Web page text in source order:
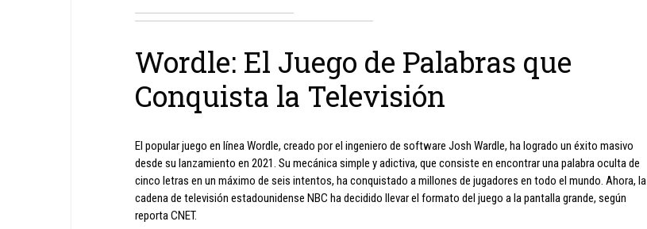
Wordle: El Juego de Palabras que
Conquista la Televisión
El popular juego en línea Wordle, creado por el ingeniero de software Josh Wardle, ha logrado un éxito masivo
desde su lanzamiento en 2021. Su mecánica simple y adictiva, que consiste en encontrar una palabra oculta de
cinco letras en un máximo de seis intentos, ha conquistado a millones de jugadores en todo el mundo. Ahora, la
cadena de televisión estadounidense NBC ha decidido llevar el formato del juego a la pantalla grande, según
reporta CNET.